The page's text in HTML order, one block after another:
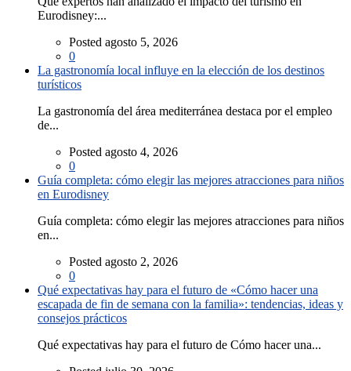
Eurodisney:...
Posted agosto 5, 2026
0
La gastronomía local influye en la elección de los destinos
turísticos
La gastronomía del área mediterránea destaca por el empleo
de...
Posted agosto 4, 2026
0
Guía completa: cómo elegir las mejores atracciones para niños
en Eurodisney
Guía completa: cómo elegir las mejores atracciones para niños
en...
Posted agosto 2, 2026
0
Qué expectativas hay para el futuro de «Cómo hacer una
escapada de fin de semana con la familia»: tendencias, ideas y
consejos prácticos
Qué expectativas hay para el futuro de Cómo hacer una...